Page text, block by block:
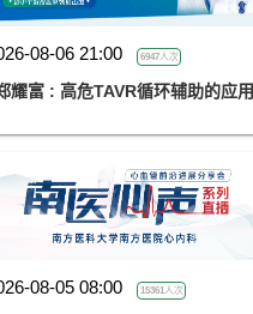
08-06 21:00 6947人次
主动脉瓣疾病介入治疗 郑耀富 : 高危TAVR循环辅助的应用
08-05 08:00 15361人次